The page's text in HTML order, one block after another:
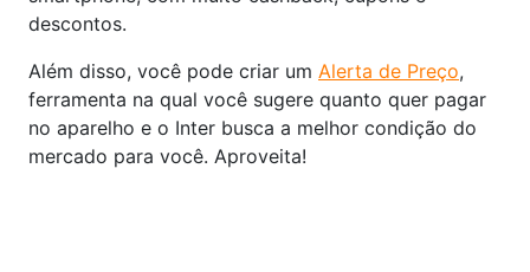
descontos.
Além disso, você pode criar um Alerta de Preço,
ferramenta na qual você sugere quanto quer pagar
no aparelho e o Inter busca a melhor condição do
mercado para você. Aproveita!